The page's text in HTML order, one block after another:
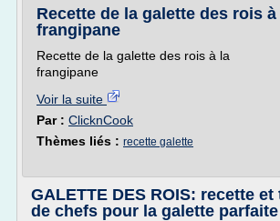
Recette de la galette des rois à
frangipane
Recette de la galette des rois à la
frangipane
Voir la suite
Par : ClicknCook
Thèmes liés : recette galette
GALETTE DES ROIS: recette
de chefs pour la galette parfaite